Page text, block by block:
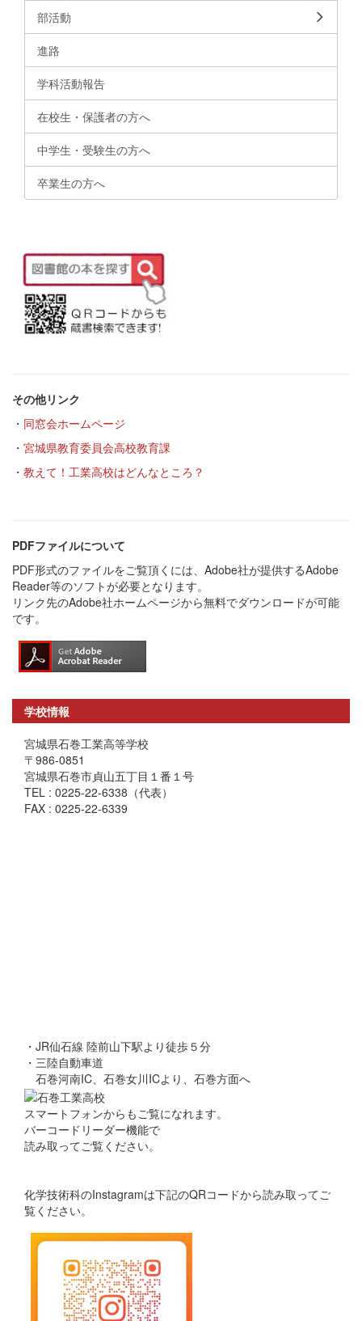
部活動
進路
学科活動報告
在校生・保護者の方へ
中学生・受験生の方へ
卒業生の方へ
その他リンク
・ 同窓会ホームページ
・ 宮城県教育委員会高校教育課
・ 教えて！工業高校はどんなところ？
PDFファイルについて
PDF形式のファイルをご覧頂くには、Adobe社が提供するAdobe
Reader等のソフトが必要となります。
リンク先のAdobe社ホームページから無料でダウンロードが可能
です。
学校情報
宮城県石巻工業高等学校
〒986-0851
宮城県石巻市貞山五丁目１番１号
TEL : 0225-22-6338（代表）
FAX : 0225-22-6339
・JR仙石線 陸前山下駅より徒歩５分
・三陸自動車道
石巻河南IC、石巻女川ICより、石巻方面へ
スマートフォンからもご覧になれます。
バーコードリーダー機能で
読み取ってご覧ください。
化学技術科のInstagramは下記のQRコードから読み取ってご
覧ください。